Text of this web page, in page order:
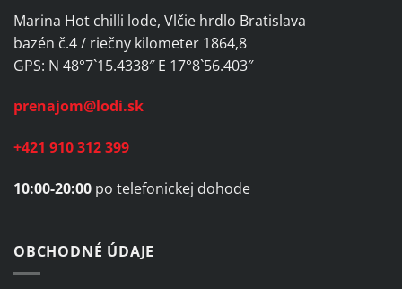
Marina Hot chilli lode, Vlčie hrdlo Bratislava
bazén č.4 / riečny kilometer 1864,8
GPS: N 48°7`15.4338″ E 17°8`56.403″
prenajom@lodi.sk
+421 910 312 399
10:00-20:00 po telefonickej dohode
OBCHODNÉ ÚDAJE